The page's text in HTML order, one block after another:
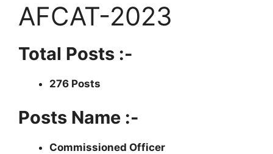
AFCAT-2023
Total Posts :-
276 Posts
Posts Name :-
Commissioned Officer